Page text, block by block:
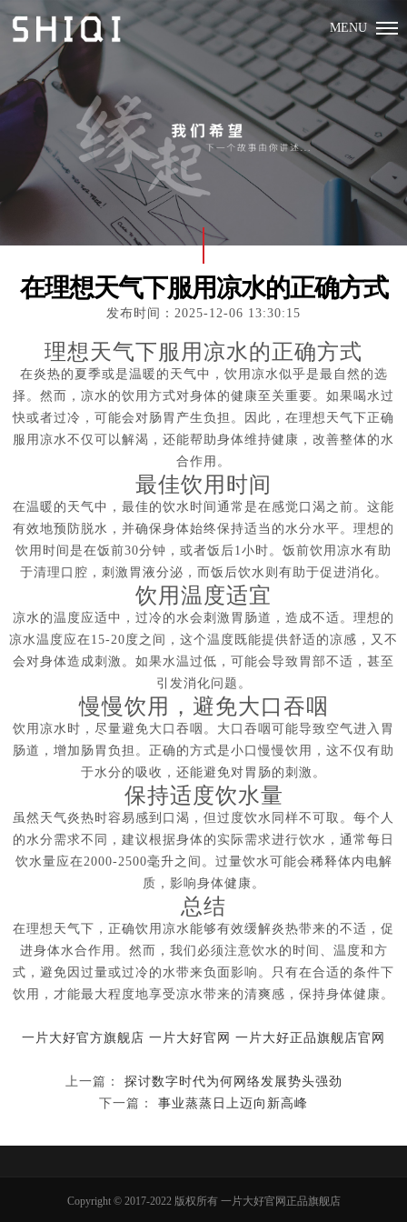
MENU
在理想天气下服用凉水的正确方式
发布时间：2025-12-06 13:30:15
理想天气下服用凉水的正确方式
在炎热的夏季或是温暖的天气中，饮用凉水似乎是最自然的选
择。然而，凉水的饮用方式对身体的健康至关重要。如果喝水过
快或者过冷，可能会对肠胃产生负担。因此，在理想天气下正确
服用凉水不仅可以解渴，还能帮助身体维持健康，改善整体的水
合作用。
最佳饮用时间
在温暖的天气中，最佳的饮水时间通常是在感觉口渴之前。这能
有效地预防脱水，并确保身体始终保持适当的水分水平。理想的
饮用时间是在饭前30分钟，或者饭后1小时。饭前饮用凉水有助
于清理口腔，刺激胃液分泌，而饭后饮水则有助于促进消化。
饮用温度适宜
凉水的温度应适中，过冷的水会刺激胃肠道，造成不适。理想的
凉水温度应在15-20度之间，这个温度既能提供舒适的凉感，又不
会对身体造成刺激。如果水温过低，可能会导致胃部不适，甚至
引发消化问题。
慢慢饮用，避免大口吞咽
饮用凉水时，尽量避免大口吞咽。大口吞咽可能导致空气进入胃
肠道，增加肠胃负担。正确的方式是小口慢慢饮用，这不仅有助
于水分的吸收，还能避免对胃肠的刺激。
保持适度饮水量
虽然天气炎热时容易感到口渴，但过度饮水同样不可取。每个人
的水分需求不同，建议根据身体的实际需求进行饮水，通常每日
饮水量应在2000-2500毫升之间。过量饮水可能会稀释体内电解
质，影响身体健康。
总结
在理想天气下，正确饮用凉水能够有效缓解炎热带来的不适，促
进身体水合作用。然而，我们必须注意饮水的时间、温度和方
式，避免因过量或过冷的水带来负面影响。只有在合适的条件下
饮用，才能最大程度地享受凉水带来的清爽感，保持身体健康。
一片大好官方旗舰店 一片大好官网 一片大好正品旗舰店官网
上一篇： 探讨数字时代为何网络发展势头强劲
下一篇： 事业蒸蒸日上迈向新高峰
Copyright © 2017-2022 版权所有 一片大好官网正品旗舰店